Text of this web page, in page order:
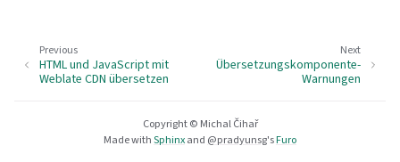
Next
Übersetzungskomponente-
Warnungen
Previous
HTML und JavaScript mit
Weblate CDN übersetzen
Copyright © Michal Čihař
Made withSphinxand @pradyunsg'sFuro